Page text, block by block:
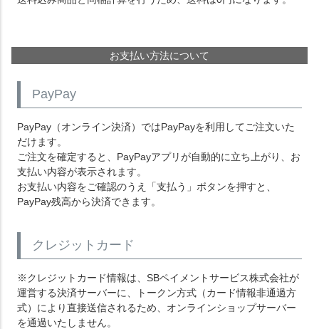
お支払い方法について
PayPay
PayPay（オンライン決済）ではPayPayを利用してご注文いた
だけます。
ご注文を確定すると、PayPayアプリが自動的に立ち上がり、お
支払い内容が表示されます。
お支払い内容をご確認のうえ「支払う」ボタンを押すと、
PayPay残高から決済できます。
クレジットカード
※クレジットカード情報は、SBペイメントサービス株式会社が
運営する決済サーバーに、トークン方式（カード情報非通過方
式）により直接送信されるため、オンラインショップサーバー
を通過いたしません。